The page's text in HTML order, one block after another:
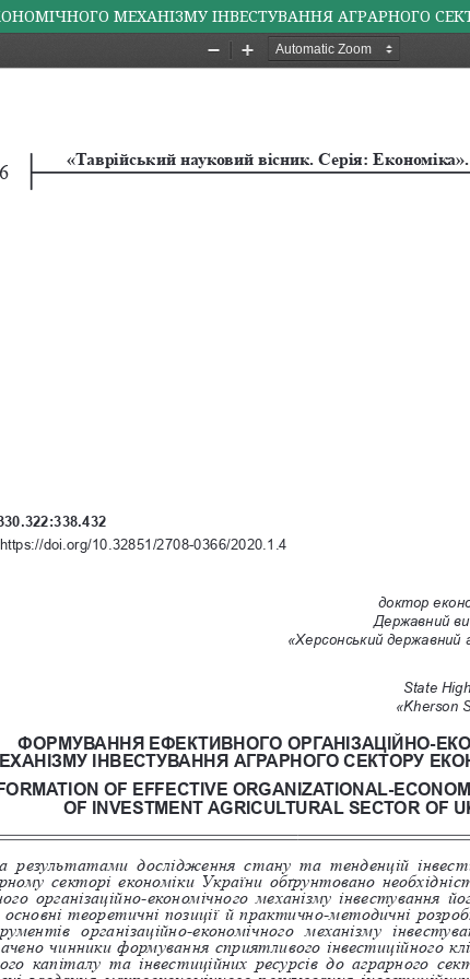
МЕХАНІЗМУ ІНВЕСТУВАННЯ АГРАРНОГО